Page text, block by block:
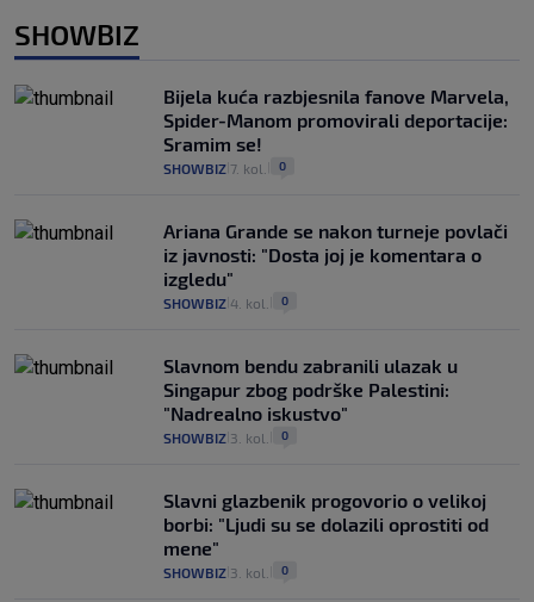
SHOWBIZ
Bijela kuća razbjesnila fanove Marvela,
Spider-Manom promovirali deportacije:
Sramim se!
SHOWBIZ 7. kol. 0
Ariana Grande se nakon turneje povlači
iz javnosti: "Dosta joj je komentara o
izgledu"
SHOWBIZ 4. kol. 0
Slavnom bendu zabranili ulazak u
Singapur zbog podrške Palestini:
"Nadrealno iskustvo"
SHOWBIZ 3. kol. 0
Slavni glazbenik progovorio o velikoj
borbi: "Ljudi su se dolazili oprostiti od
mene"
SHOWBIZ 3. kol. 0